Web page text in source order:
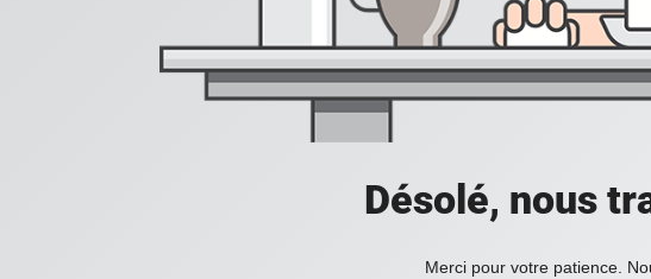
Désolé, nous
Merci pour votre patience.